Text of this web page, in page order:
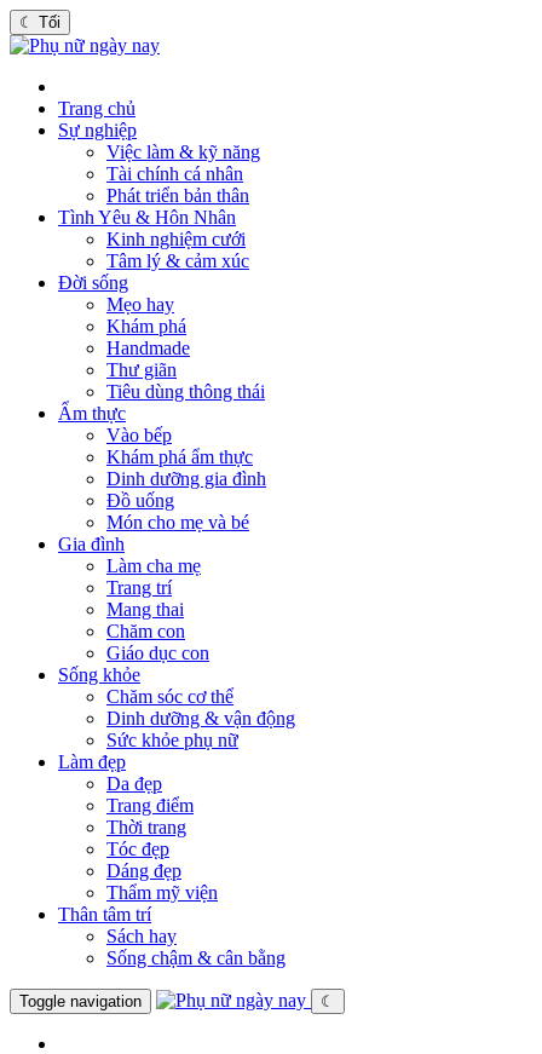
☾ Tối
Trang chủ
Sự nghiệp
Việc làm & kỹ năng
Tài chính cá nhân
Phát triển bản thân
Tình Yêu & Hôn Nhân
Kinh nghiệm cưới
Tâm lý & cảm xúc
Đời sống
Mẹo hay
Khám phá
Handmade
Thư giãn
Tiêu dùng thông thái
Ẩm thực
Vào bếp
Khám phá ẩm thực
Dinh dưỡng gia đình
Đồ uống
Món cho mẹ và bé
Gia đình
Làm cha mẹ
Trang trí
Mang thai
Chăm con
Giáo dục con
Sống khỏe
Chăm sóc cơ thể
Dinh dưỡng & vận động
Sức khỏe phụ nữ
Làm đẹp
Da đẹp
Trang điểm
Thời trang
Tóc đẹp
Dáng đẹp
Thẩm mỹ viện
Thân tâm trí
Sách hay
Sống chậm & cân bằng
Toggle navigation ☾